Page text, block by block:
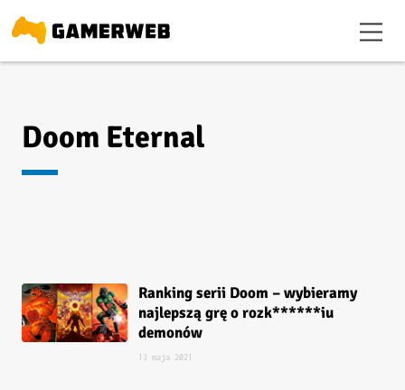
Doom Eternal
Ranking serii Doom – wybieramy
najlepszą grę o rozk******iu
demonów
13 maja 2021